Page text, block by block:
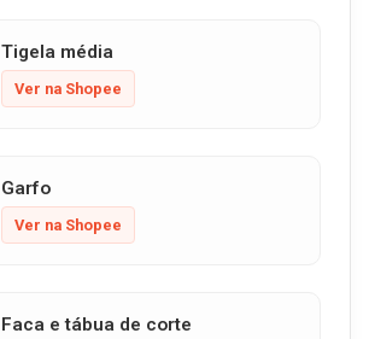
Tigela média
Ver na Shopee
Garfo
Ver na Shopee
Faca e tábua de corte